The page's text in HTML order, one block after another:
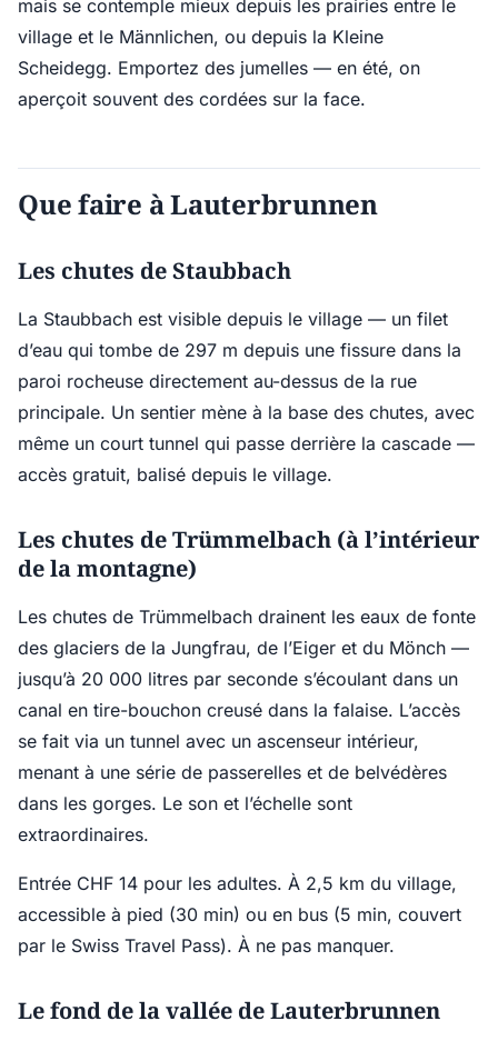
mais se contemple mieux depuis les prairies entre le
village et le Männlichen, ou depuis la Kleine
Scheidegg. Emportez des jumelles — en été, on
aperçoit souvent des cordées sur la face.
Que faire à Lauterbrunnen
Les chutes de Staubbach
La Staubbach est visible depuis le village — un filet
d’eau qui tombe de 297 m depuis une fissure dans la
paroi rocheuse directement au-dessus de la rue
principale. Un sentier mène à la base des chutes, avec
même un court tunnel qui passe derrière la cascade —
accès gratuit, balisé depuis le village.
Les chutes de Trümmelbach (à l’intérieur
de la montagne)
Les chutes de Trümmelbach drainent les eaux de fonte
des glaciers de la Jungfrau, de l’Eiger et du Mönch —
jusqu’à 20 000 litres par seconde s’écoulant dans un
canal en tire-bouchon creusé dans la falaise. L’accès
se fait via un tunnel avec un ascenseur intérieur,
menant à une série de passerelles et de belvédères
dans les gorges. Le son et l’échelle sont
extraordinaires.
Entrée CHF 14 pour les adultes. À 2,5 km du village,
accessible à pied (30 min) ou en bus (5 min, couvert
par le Swiss Travel Pass). À ne pas manquer.
Le fond de la vallée de Lauterbrunnen